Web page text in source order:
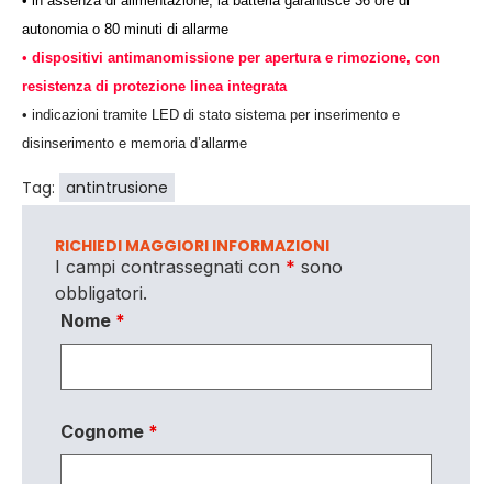
autonomia o 80 minuti di allarme
• dispositivi antimanomissione per apertura e rimozione, con
resistenza di protezione linea integrata
• indicazioni tramite LED di stato sistema per inserimento e
disinserimento e memoria d’allarme
Tag: antintrusione
RICHIEDI MAGGIORI INFORMAZIONI
I campi contrassegnati con * sono
obbligatori.
Nome *
Cognome *